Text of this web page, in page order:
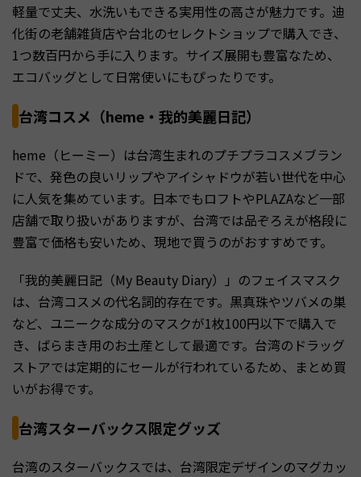
軽量で丈夫、水洗いもできる実用性の高さが魅力です。迪
化街の老舗雑貨店や台北のセレクトショップで購入でき、
1つ数百円から手に入ります。サイズ展開も豊富なため、
エコバッグとして日常使いにもぴったりです。
台湾コスメ（heme・我的美麗日記）
heme（ヒーミー）は台湾生まれのプチプラコスメブラン
ドで、発色の良いリップやアイシャドウが若い世代を中心
に人気を集めています。日本でもロフトやPLAZAなど一部
店舗で取り扱いがありますが、台湾では品ぞろえが格段に
豊富で価格も安いため、現地で買うのがおすすめです。
「我的美麗日記（My Beauty Diary）」のフェイスマスク
は、台湾コスメの代名詞的存在です。黒真珠やツバメの巣
など、ユニークな成分のマスクが1枚100円以下で購入で
き、ばらまき用のお土産として最適です。台湾のドラッグ
ストアでは定期的にセールが行われているため、まとめ買
いがお得です。
台湾スターバックス限定グッズ
台湾のスターバックスでは、台湾限定デザインのマグカッ